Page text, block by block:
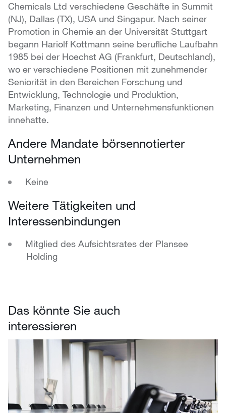
Chemicals Ltd verschiedene Geschäfte in Summit
(NJ), Dallas (TX), USA und Singapur. Nach seiner
Promotion in Chemie an der Universität Stuttgart
begann Hariolf Kottmann seine berufliche Laufbahn
1985 bei der Hoechst AG (Frankfurt, Deutschland),
wo er verschiedene Positionen mit zunehmender
Seniorität in den Bereichen Forschung und
Entwicklung, Technologie und Produktion,
Marketing, Finanzen und Unternehmensfunktionen
innehatte.
Andere Mandate börsennotierter
Unternehmen
Keine
Weitere Tätigkeiten und
Interessenbindungen
Mitglied des Aufsichtsrates der Plansee
Holding
Das könnte Sie auch
interessieren